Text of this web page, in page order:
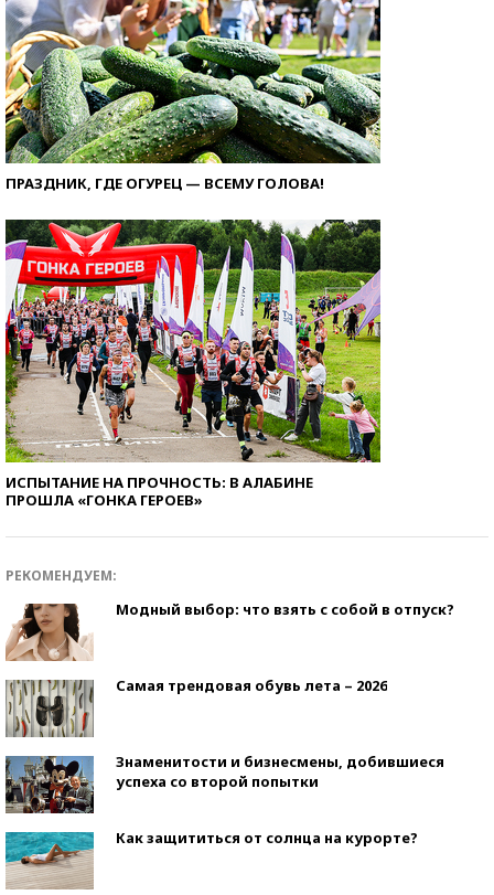
ПРАЗДНИК, ГДЕ ОГУРЕЦ — ВСЕМУ ГОЛОВА!
ИСПЫТАНИЕ НА ПРОЧНОСТЬ: В АЛАБИНЕ
ПРОШЛА «ГОНКА ГЕРОЕВ»
РЕКОМЕНДУЕМ:
Модный выбор: что взять с собой в отпуск?
Самая трендовая обувь лета – 2026
Знаменитости и бизнесмены, добившиеся
успеха со второй попытки
Как защититься от солнца на курорте?